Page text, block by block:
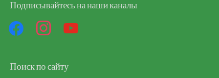
Подписывайтесь на наши каналы
facebook instagram youtube
Поиск по сайту